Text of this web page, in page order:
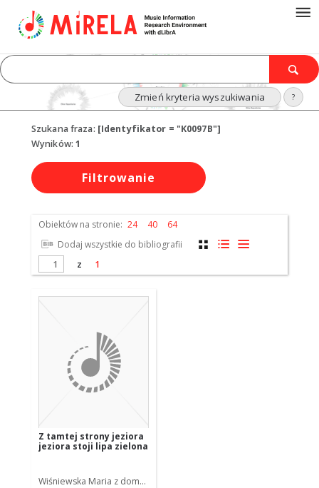
Zmień kryteria wyszukiwania ?
Szukana fraza: [Identyfikator = "K0097B"]
Wyników:1
Filtrowanie
Obiektów na stronie: 24 40
64
Dodaj wszystkie do bibliografii
z
1
Z tamtej strony jeziora
jeziora stoji lipa zielona
Wiśniewska Maria z domu Krepel